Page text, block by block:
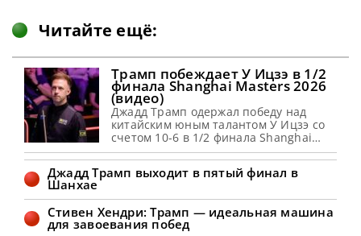
Читайте ещё:
Трамп побеждает У Ицзэ в 1/2
финала Shanghai Masters 2026
(видео)
Джадд Трамп одержал победу над
китайским юным талантом У Ицзэ со
счетом 10-6 в 1/2 финала Shanghai
Masters 2026 Джадд Трамп обыграл У
Ицзэ в 1/2 финала Шанхай Мастерс
2026 со счетом 10-6. Туз завершил
преимуществом 5-4. В начале второй
он добавил брейк в 91 очка и
лидировал 6-4. Ицзэ ответил
Джадд Трамп выходит в пятый финал в
Шанхае
Стивен Хендри: Трамп — идеальная машина
для завоевания побед